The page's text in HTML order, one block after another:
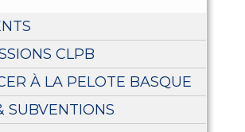
CLPB
À LA PELOTE BASQUE
SUBVENTIONS